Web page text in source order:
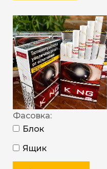
Фасовка:
Блок
Ящик